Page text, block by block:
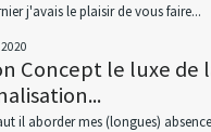
j'avais le plaisir de vous faire...
Concept le luxe de
il aborder mes (longues)